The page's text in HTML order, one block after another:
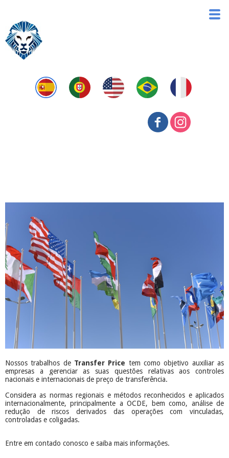
Nossos trabalhos de Transfer Price tem como objetivo auxiliar as
empresas a gerenciar as suas questões relativas aos controles
nacionais e internacionais de preço de transferência.
Considera as normas regionais e métodos reconhecidos e aplicados
internacionalmente, principalmente a OCDE, bem como, análise de
redução de riscos derivados das operações com vinculadas,
controladas e coligadas.
Entre em contado conosco e saiba mais informações.